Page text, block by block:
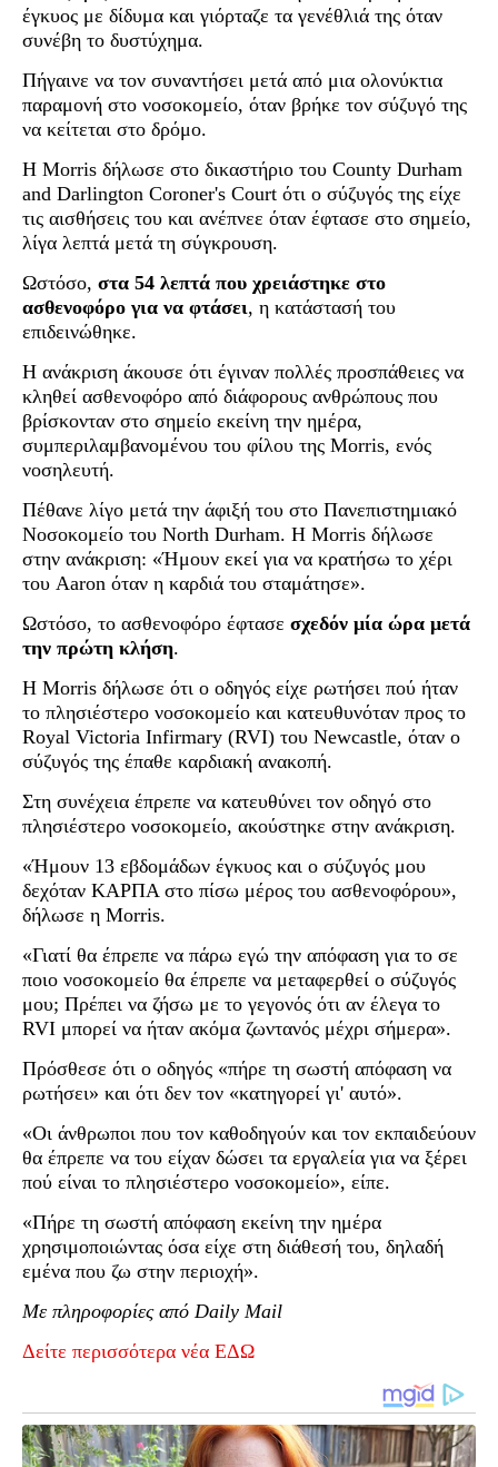
έγκυος με δίδυμα και γιόρταζε τα γενέθλιά της όταν
συνέβη το δυστύχημα.
Πήγαινε να τον συναντήσει μετά από μια ολονύκτια
παραμονή στο νοσοκομείο, όταν βρήκε τον σύζυγό της
να κείτεται στο δρόμο.
Η Morris δήλωσε στο δικαστήριο του County Durham
and Darlington Coroner's Court ότι ο σύζυγός της είχε
τις αισθήσεις του και ανέπνεε όταν έφτασε στο σημείο,
λίγα λεπτά μετά τη σύγκρουση.
Ωστόσο, στα 54 λεπτά που χρειάστηκε στο
ασθενοφόρο για να φτάσει, η κατάστασή του
επιδεινώθηκε.
Η ανάκριση άκουσε ότι έγιναν πολλές προσπάθειες να
κληθεί ασθενοφόρο από διάφορους ανθρώπους που
βρίσκονταν στο σημείο εκείνη την ημέρα,
συμπεριλαμβανομένου του φίλου της Morris, ενός
νοσηλευτή.
Πέθανε λίγο μετά την άφιξή του στο Πανεπιστημιακό
Νοσοκομείο του North Durham. Η Morris δήλωσε
στην ανάκριση: «Ήμουν εκεί για να κρατήσω το χέρι
του Aaron όταν η καρδιά του σταμάτησε».
Ωστόσο, το ασθενοφόρο έφτασε σχεδόν μία ώρα μετά
την πρώτη κλήση.
Η Morris δήλωσε ότι ο οδηγός είχε ρωτήσει πού ήταν
το πλησιέστερο νοσοκομείο και κατευθυνόταν προς το
Royal Victoria Infirmary (RVI) του Newcastle, όταν ο
σύζυγός της έπαθε καρδιακή ανακοπή.
Στη συνέχεια έπρεπε να κατευθύνει τον οδηγό στο
πλησιέστερο νοσοκομείο, ακούστηκε στην ανάκριση.
«Ήμουν 13 εβδομάδων έγκυος και ο σύζυγός μου
δεχόταν ΚΑΡΠΑ στο πίσω μέρος του ασθενοφόρου»,
δήλωσε η Morris.
«Γιατί θα έπρεπε να πάρω εγώ την απόφαση για το σε
ποιο νοσοκομείο θα έπρεπε να μεταφερθεί ο σύζυγός
μου; Πρέπει να ζήσω με το γεγονός ότι αν έλεγα το
RVI μπορεί να ήταν ακόμα ζωντανός μέχρι σήμερα».
Πρόσθεσε ότι ο οδηγός «πήρε τη σωστή απόφαση να
ρωτήσει» και ότι δεν τον «κατηγορεί γι' αυτό».
«Οι άνθρωποι που τον καθοδηγούν και τον εκπαιδεύουν
θα έπρεπε να του είχαν δώσει τα εργαλεία για να ξέρει
πού είναι το πλησιέστερο νοσοκομείο», είπε.
«Πήρε τη σωστή απόφαση εκείνη την ημέρα
χρησιμοποιώντας όσα είχε στη διάθεσή του, δηλαδή
εμένα που ζω στην περιοχή».
Με πληροφορίες από Daily Mail
Δείτε περισσότερα νέα ΕΔΩ